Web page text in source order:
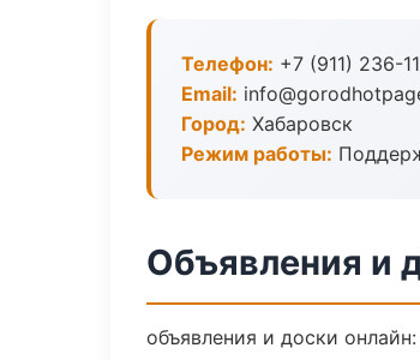
Телефон: +7 (911) 236-
Email:
Город: Хабаровск
Режим работы:
Объявления и
объявления и доски